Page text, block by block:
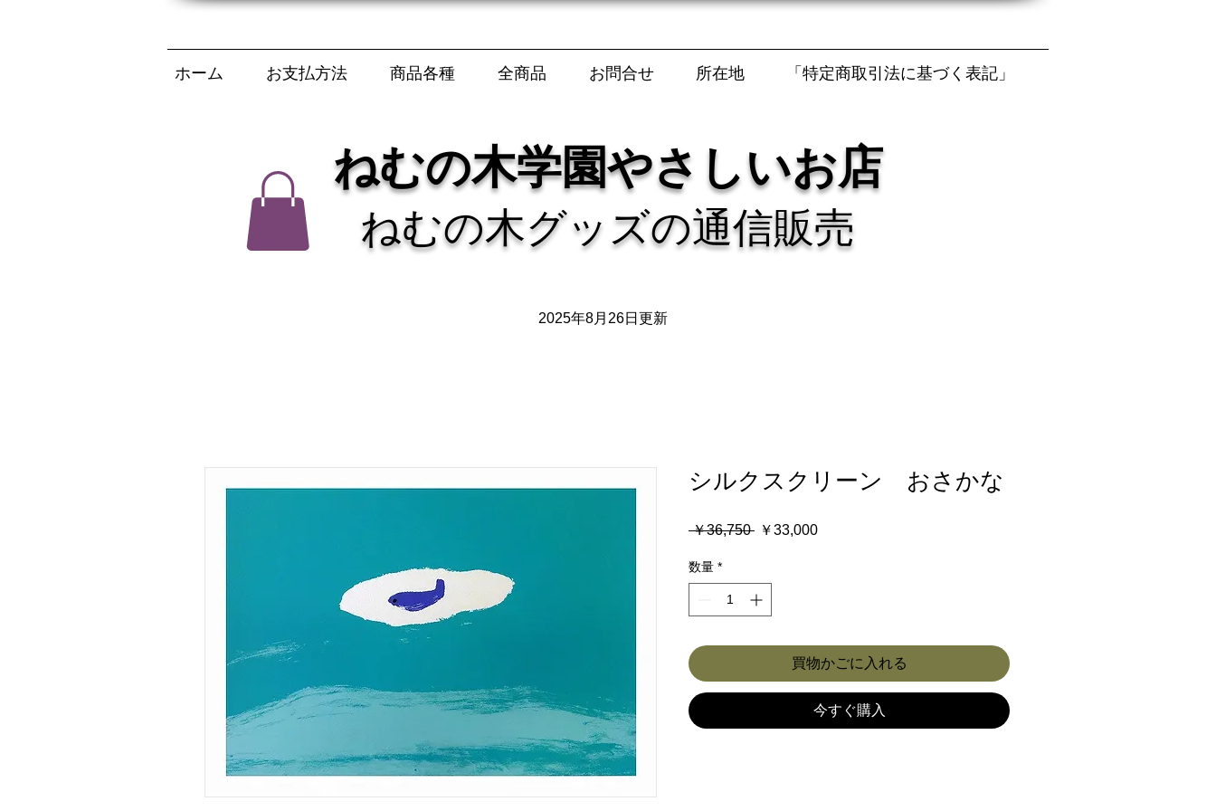
ホーム お支払方法 商品各種 全商品 お問合せ 所在地 「特定商取引法に基づく表記」
ねむの木学園やさしいお店
ねむの木グッズの通信販売
2025年8月26日更新
シルクスクリーン おさかな
￥36,750 通
格
￥33,000セ
数量 *
買物かごに入れる
今すぐ購入